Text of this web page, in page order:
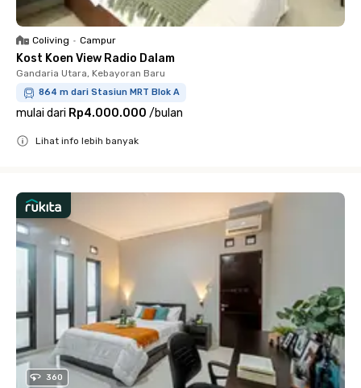
Coliving • Campur
Kost Koen View Radio Dalam
Gandaria Utara, Kebayoran Baru
864 m dari Stasiun MRT Blok A
mulai dari Rp4.000.000 /bulan
Lihat info lebih banyak
360